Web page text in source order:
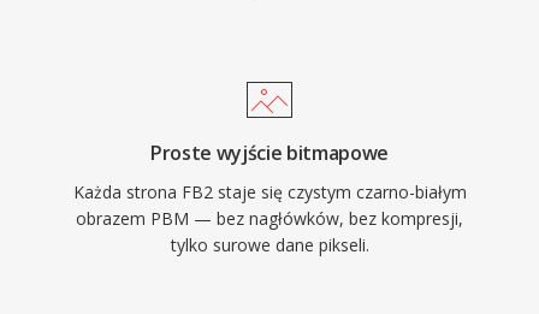
Proste wyjście bitmapowe
Każda strona FB2 staje się czystym czarno-białym
obrazem PBM — bez nagłówków, bez kompresji,
tylko surowe dane pikseli.